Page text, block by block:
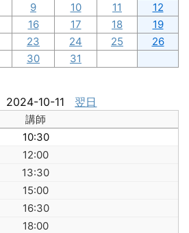
9 10 11
12
16 17 18
19
23 24 25
26
30 31
2024-10-11 翌日
講師
10:30
12:00
13:30
15:00
16:30
18:00